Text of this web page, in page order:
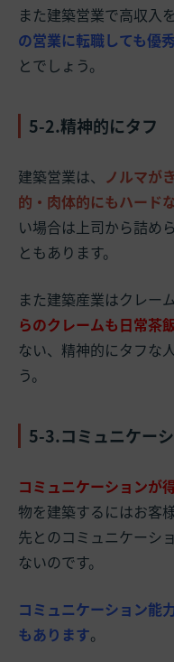
また建築営業で高収入
の営業に転職しても優
とでしょう。
5-2.精神的にタフ
建築営業は、 ノルマが
的・肉体的にもハード
い場合は上司から詰め
ともあります。
また建築産業はクレー
らのクレームも日常茶
ない、精神的にタフな
う。
5-3.コミュニケー
コミュニケーションが
物を建築するにはお客
先とのコミュニケーシ
ないのです。
コミュニケーション能
もあります。